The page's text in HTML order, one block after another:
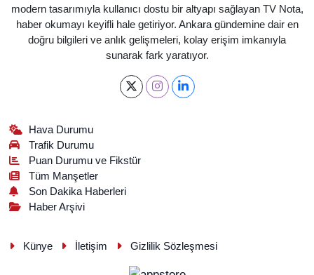
modern tasarımıyla kullanıcı dostu bir altyapı sağlayan TV Nota,
haber okumayı keyifli hale getiriyor. Ankara gündemine dair en
doğru bilgileri ve anlık gelişmeleri, kolay erişim imkanıyla
sunarak fark yaratıyor.
Hava Durumu
Trafik Durumu
Puan Durumu ve Fikstür
Tüm Manşetler
Son Dakika Haberleri
Haber Arşivi
Künye İletişim Gizlilik Sözleşmesi